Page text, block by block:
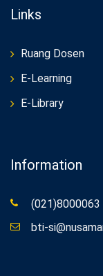
Links
Ruang Dosen
E-Learning
E-Library
Information
(021)8000063
bti-